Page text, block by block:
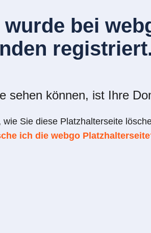
bei
sehen können, ist Ihre
wie Sie diese Platzhalterseite
ich die webgo